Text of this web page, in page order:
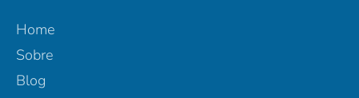
Home
Sobre
Blog